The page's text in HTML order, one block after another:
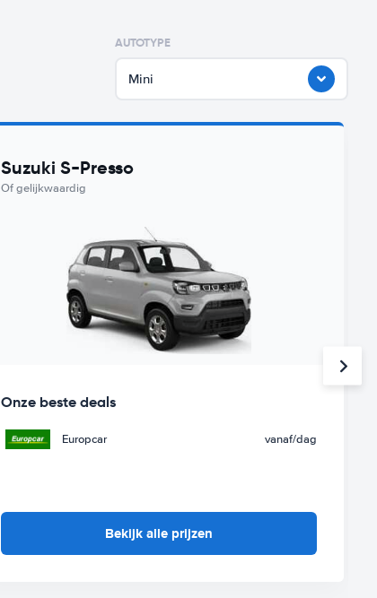
AUTOTYPE
Mini
Suzuki S-Presso
Of gelijkwaardig
Onze beste deals
Europcar vanaf/dag
Bekijk alle prijzen